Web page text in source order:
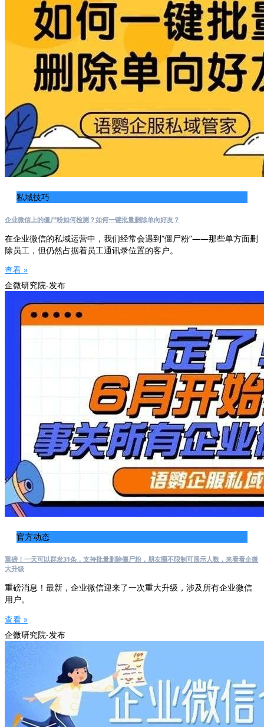
私域技巧
企业微信上的僵尸粉如何检测？如何一键批量删除单向好友？
在企业微信的私域运营中，我们经常会遇到“僵尸粉”——那些单方面删
除员工，但仍然占据着员工通讯录位置的客户。
查看 »
企微研究院-发布
官方动态
重磅！一天可以群发31条，支持批量删除僵尸粉，朋友圈不限制可展示人数，来看看企微
大升级
重磅消息！最新，企业微信迎来了一次重大升级，涉及所有企业微信
用户。
查看 »
企微研究院-发布